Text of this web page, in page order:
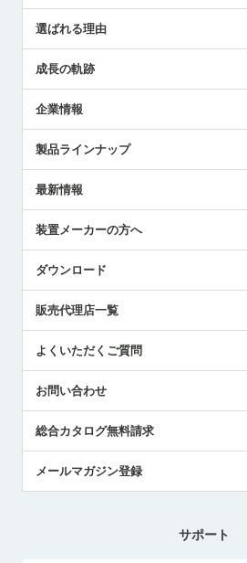
解決策提案
選ばれる理由
成長の軌跡
企業情報
ごあいさつ
受賞履歴
採用情報
国/地域/言語
製品ラインナップ
ツールセッタ製品
エアマイクロセンサ製品
最新情報
メトロールの技術
社員ブログ
中小企業のBCP地震対策
センサのテクニカルガイド
社長ブログ
装置メーカーの方へ
ダウンロード
販売代理店一覧
よくいただくご質問
お問い合わせ
総合カタログ無料請求
メールマガジン登録
サポート